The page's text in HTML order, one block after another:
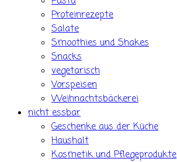
Proteinrezepte
Salate
Smoothies und Shakes
Snacks
vegetarisch
Vorspeisen
Weihnachtsbäckerei
nicht essbar
Geschenke aus der Küche
Haushalt
Kosmetik und Pflegeprodukte